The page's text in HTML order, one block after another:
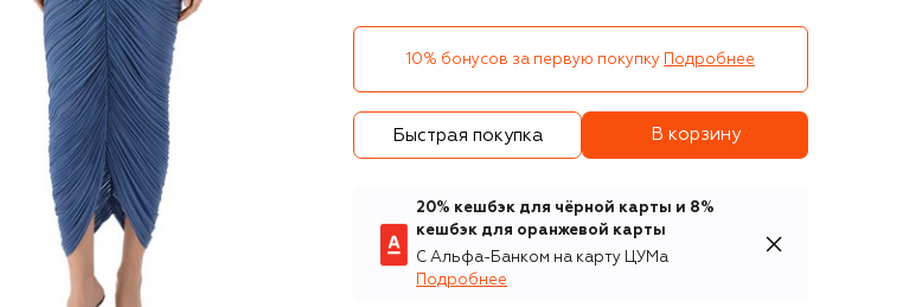
10% бонусов за первую покупку Подробнее
Быстрая покупка В корзину
20% кешбэк для чёрной карты и 8%
кешбэк для оранжевой карты
С Альфа-Банком на карту ЦУМа
Подробнее